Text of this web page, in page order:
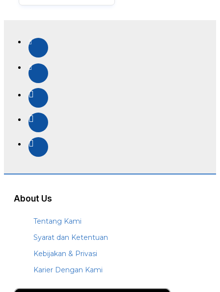
About Us
Tentang Kami
Syarat dan Ketentuan
Kebijakan & Privasi
Karier Dengan Kami